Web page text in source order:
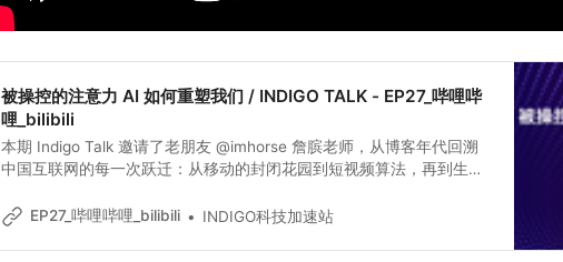
被操控的注意力 AI 如何重塑我们 / INDIGO TALK - EP27_哔哩哔
哩_bilibili
本期 Indigo Talk 邀请了老朋友 ‪@imhorse‬ 詹膑老师，从博客年代回溯
中国互联网的每一次跃迁：从移动的封闭花园到短视频算法，再到生成
的牛马”，生成式 AI 在便利与幻觉间侵蚀信息多样性与深度，当注意力
EP27_哔哩哔哩_bilibili INDIGO科技加速站